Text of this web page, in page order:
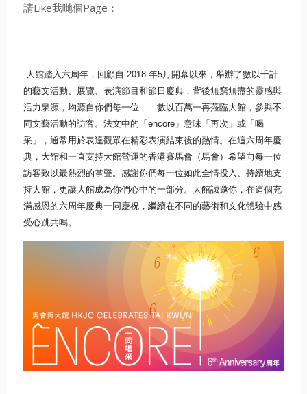
請Like我哋個Page：
大館踏入六周年，回顧自 2018 年5月開幕以來，舉辦了數以千計
的藝文活動、展覽、 表演節目和節日慶典，背後無窮無盡的靈感與
活力泉源， 均源自你們每一位——數以百萬一再蒞臨大館， 參與不
同文藝活動的訪客。法文中的「 encore」意味「再次」 或「喝
采」，通常用於表達觀眾在精彩表演結束後的熱情。 在這六周年慶
典，大館和一直支持大館營運的香港賽馬會（馬會） 希望向每一位
訪客致以最熱烈的掌聲。 感謝你們每一位如此全情投入、持續地支
持大館， 更讓大館成為你們心中的一部分。大館誠邀你， 在這個充
滿感恩的六周年慶典一同慶祝， 繼續在不同的藝術和文化體驗中感
受心跳共鳴。